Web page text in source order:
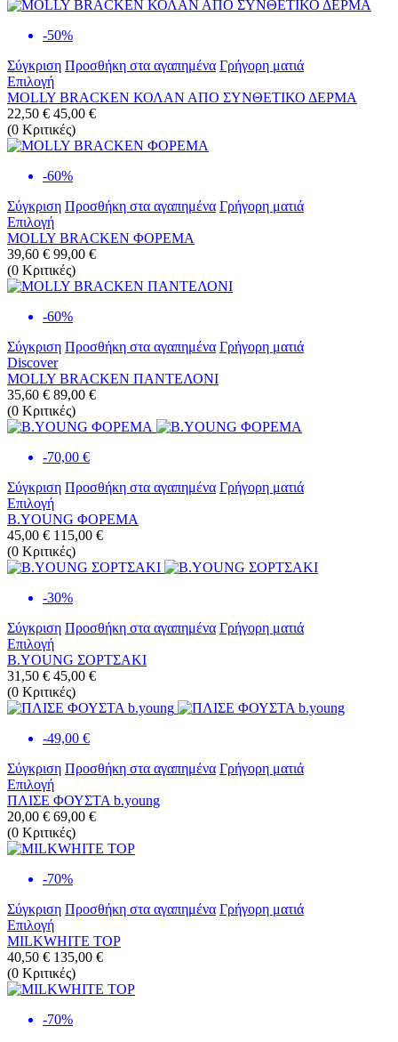
-50%
Σύγκριση Προσθήκη στα αγαπημένα Γρήγορη ματιά
Επιλογή
MOLLY BRACKEN ΚΟΛΑΝ ΑΠΟ ΣΥΝΘΕΤΙΚΟ ΔΕΡΜΑ
22,50 € 45,00 €
(0 Κριτικές)
-60%
Σύγκριση Προσθήκη στα αγαπημένα Γρήγορη ματιά
Επιλογή
MOLLY BRACKEN ΦΟΡΕΜΑ
39,60 € 99,00 €
(0 Κριτικές)
-60%
Σύγκριση Προσθήκη στα αγαπημένα Γρήγορη ματιά
Discover
MOLLY BRACKEN ΠΑΝΤΕΛΟΝΙ
35,60 € 89,00 €
(0 Κριτικές)
-70,00 €
Σύγκριση Προσθήκη στα αγαπημένα Γρήγορη ματιά
Επιλογή
B.YOUNG ΦΟΡΕΜΑ
45,00 € 115,00 €
(0 Κριτικές)
-30%
Σύγκριση Προσθήκη στα αγαπημένα Γρήγορη ματιά
Επιλογή
B.YOUNG ΣΟΡΤΣΑΚΙ
31,50 € 45,00 €
(0 Κριτικές)
-49,00 €
Σύγκριση Προσθήκη στα αγαπημένα Γρήγορη ματιά
Επιλογή
ΠΛΙΣΕ ΦΟΥΣΤΑ b.young
20,00 € 69,00 €
(0 Κριτικές)
-70%
Σύγκριση Προσθήκη στα αγαπημένα Γρήγορη ματιά
Επιλογή
MILKWHITE TOP
40,50 € 135,00 €
(0 Κριτικές)
-70%